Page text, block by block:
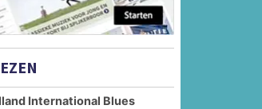
International Blues